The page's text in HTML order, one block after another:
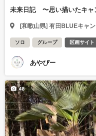
未来日記 〜思い描いたキャ
[和歌山県] 有田BLUEキャ
ソロ グループ 区画サイト
あやぴー
48